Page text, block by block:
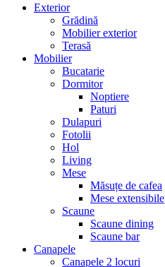
Exterior
Grădină
Mobilier exterior
Terasă
Mobilier
Bucatarie
Dormitor
Noptiere
Paturi
Dulapuri
Fotolii
Hol
Living
Mese
Măsuțe de cafea
Mese extensibile
Scaune
Scaune dining
Scaune bar
Canapele
Canapele 2 locuri